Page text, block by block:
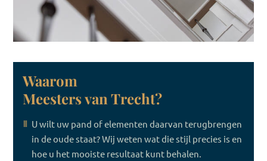
Waarom
Meesters van Trecht?
U wilt uw pand of elementen daarvan terugbrengen
in de oude staat? Wij weten wat die stijl precies is en
hoe u het mooiste resultaat kunt behalen.